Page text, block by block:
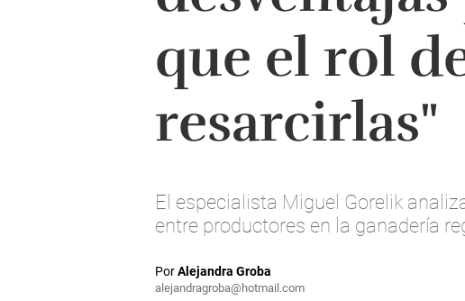
que el rol
resarcirlas"
El especialista Miguel Gorelik
entre productores en la ganadería
PorAlejandra Groba
alejandragroba@hotmail.com